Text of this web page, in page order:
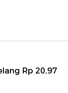
Rp 20,97